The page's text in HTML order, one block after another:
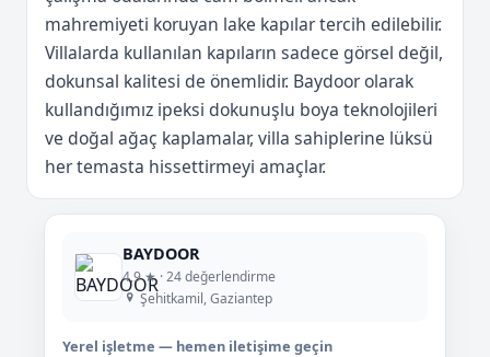
mahremiyeti koruyan lake kapılar tercih edilebilir.
Villalarda kullanılan kapıların sadece görsel değil,
dokunsal kalitesi de önemlidir. Baydoor olarak
kullandığımız ipeksi dokunuşlu boya teknolojileri
ve doğal ağaç kaplamalar, villa sahiplerine lüksü
her temasta hissettirmeyi amaçlar.
BAYDOOR
4,9 ★ · 24 değerlendirme
Şehitkamil, Gaziantep
Yerel işletme — hemen iletişime geçin